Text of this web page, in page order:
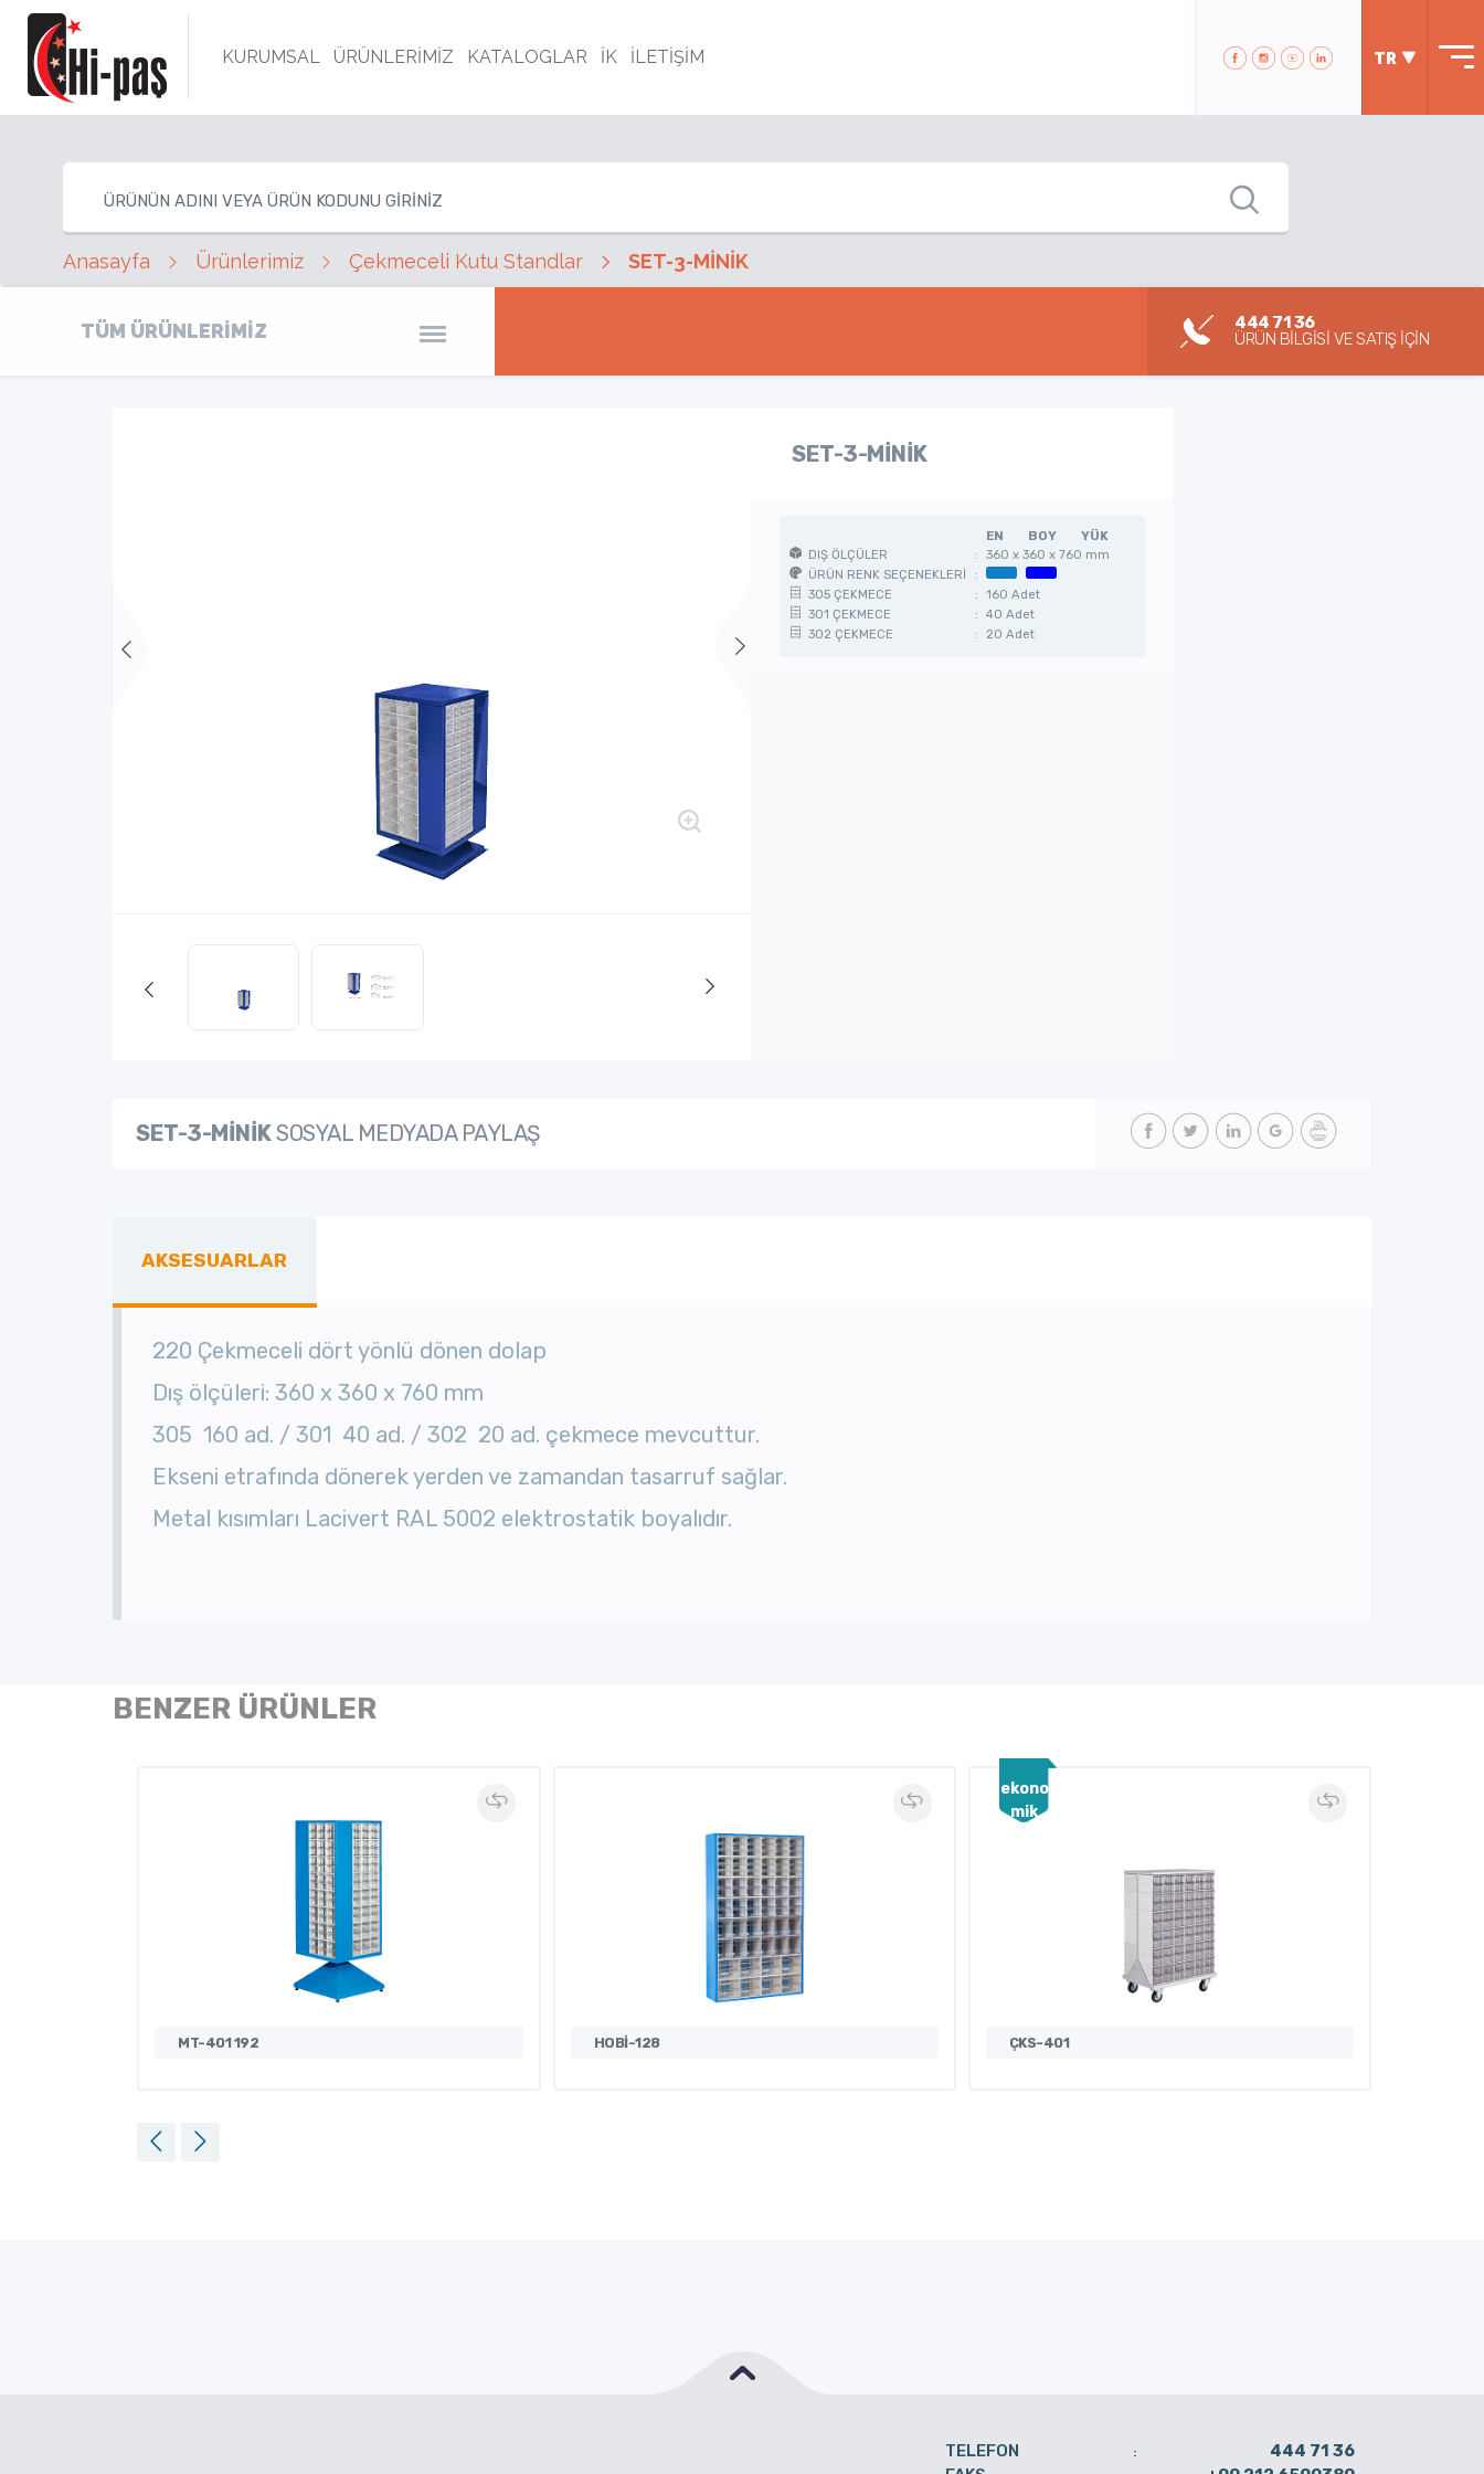
KURUMSAL ÜRÜNLERİMİZ KATALOGLAR İK İLETİŞİM TR
Anasayfa Ürünlerimiz Çekmeceli Kutu Standlar SET-3-MİNİK
TÜM ÜRÜNLERİMİZ
444 71 36
ÜRÜN BİLGİSİ VE SATIŞ İÇİN
SET-3-MİNİK
EN BOY
YÜK
DIŞ ÖLÇÜLER
:
360 x 360 x 760 mm
ÜRÜN RENK SEÇENEKLERİ
:
305 ÇEKMECE
:
160 Adet
301 ÇEKMECE
:
40 Adet
302 ÇEKMECE
: 20 Adet
SET-3-MİNİKSOSYAL MEDYADA PAYLAŞ
AKSESUARLAR
220 Çekmeceli dört yönlü dönen dolap
Dış ölçüleri: 360 x 360 x 760 mm
305 160 ad. / 301 40 ad. / 302 20 ad. çekmece mevcuttur.
Ekseni etrafında dönerek yerden ve zamandan tasarruf sağlar.
Metal kısımları Lacivert RAL 5002 elektrostatik boyalıdır.
BENZER ÜRÜNLER
MT-401 192 HOBİ-128
ekono
mik
ÇKS-401
TELEFON :
444 71 36